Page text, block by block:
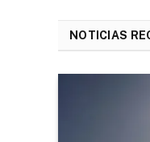
NOTICIAS